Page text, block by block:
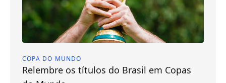
COPA DO MUNDO
Relembre os títulos do Brasil em Copas